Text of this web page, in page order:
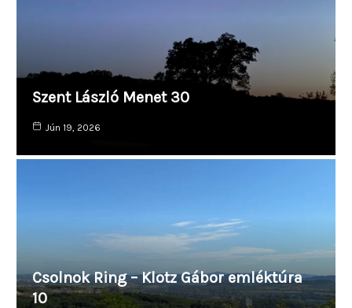
Szent László Menet 30
Jún 19, 2026
Csolnok Ring – Klotz Gábor emléktúra
10